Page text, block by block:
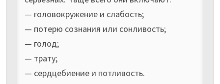
— головокружение и слабость;
— потерю сознания или сонливость;
— голод;
— трату;
— сердцебиение и потливость.